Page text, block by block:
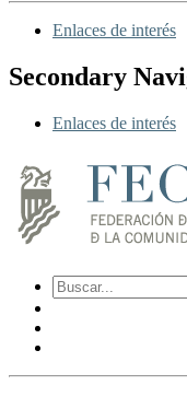
Enlaces de interés
Secondary
Enlaces de interés